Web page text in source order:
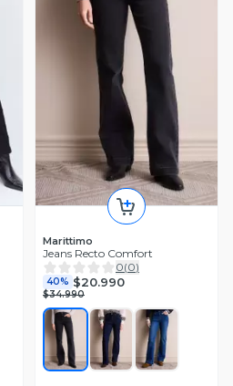
Marittimo
Jeans Recto Comfort
0(0)
40% $20.990
$34.990